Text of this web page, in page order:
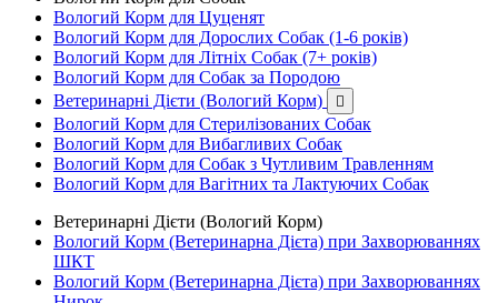
Вологий Корм для Цуценят
Вологий Корм для Дорослих Собак (1-6 років)
Вологий Корм для Літніх Собак (7+ років)
Вологий Корм для Собак за Породою
Ветеринарні Дієти (Вологий Корм)

Вологий Корм для Стерилізованих Собак
Вологий Корм для Вибагливих Собак
Вологий Корм для Собак з Чутливим Травленням
Вологий Корм для Вагітних та Лактуючих Собак
Ветеринарні Дієти (Вологий Корм)
Вологий Корм (Ветеринарна Дієта) при Захворюваннях
ШКТ
Вологий Корм (Ветеринарна Дієта) при Захворюваннях